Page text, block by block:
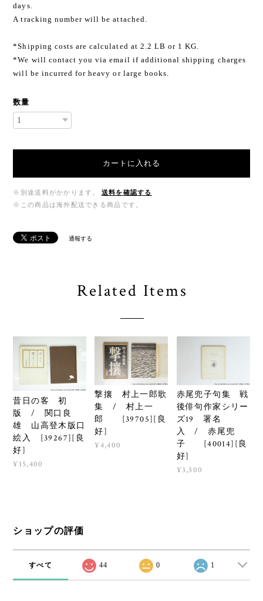
days.
A tracking number will be attached.
*Shipping costs are calculated at 2.2 LB or 1 KG.
*We will contact you via email if additional shipping charges
will be incurred for heavy or large books.
数量
カートに入れる
※別途送料がかかります。
送料を確認する
※この商品は海外配送できる商品です。
通報する
Related Items
昔日の客 初
版 / 関口良
雄 山高登木版口
絵入 [39267][良
好]
¥15,400
撃攘 村上一郎歌
集 / 村上一
郎 [39705][良
好]
¥4,400
赤尾兜子句集 戦
後俳句作家シリー
ズ19 署名
入 / 赤尾兜
子 [40014][良
好]
¥3,300
ショップの評価
すべて 44 0 1